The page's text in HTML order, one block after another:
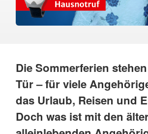
Die Sommerferien
Tür – für viele
das Urlaub, Reisen und
Doch was ist mit den